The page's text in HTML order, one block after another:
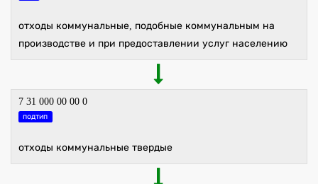
отходы коммунальные, подобные коммунальным на
производстве и при предоставлении услуг населению
7 31 000 00 00 0
подтип
отходы коммунальные твердые